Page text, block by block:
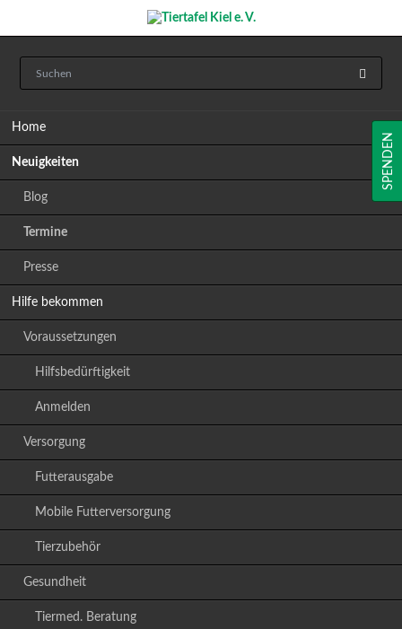
Home
Neuigkeiten
Blog
Termine
Presse
Hilfe bekommen
Voraussetzungen
Hilfsbedürftigkeit
Anmelden
Versorgung
Futterausgabe
Mobile Futterversorgung
Tierzubehör
Gesundheit
Tiermed. Beratung
SPENDEN